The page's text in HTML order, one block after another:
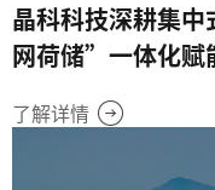
晶科科技深耕集
网荷储”一体化赋
了解详情